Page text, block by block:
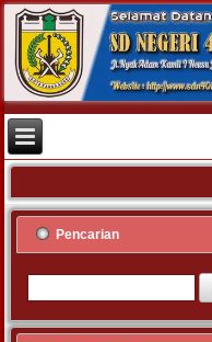
Pencarian